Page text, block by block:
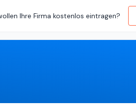
Ihre Firma kostenlos eintragen?